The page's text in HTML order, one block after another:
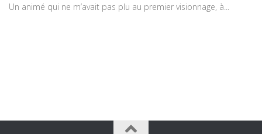
Un animé qui ne m’avait pas plu au premier visionnage, à...